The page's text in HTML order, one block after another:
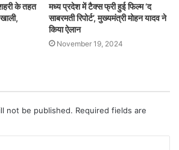
के तहत
मध्य प्रदेश में टैक्स फ्री हुई फिल्म ‘द
साबरमती रिपोर्ट’, मुख्यमंत्री मोहन यादव ने
किया ऐलान
November 19, 2024
not be published. Required fields are